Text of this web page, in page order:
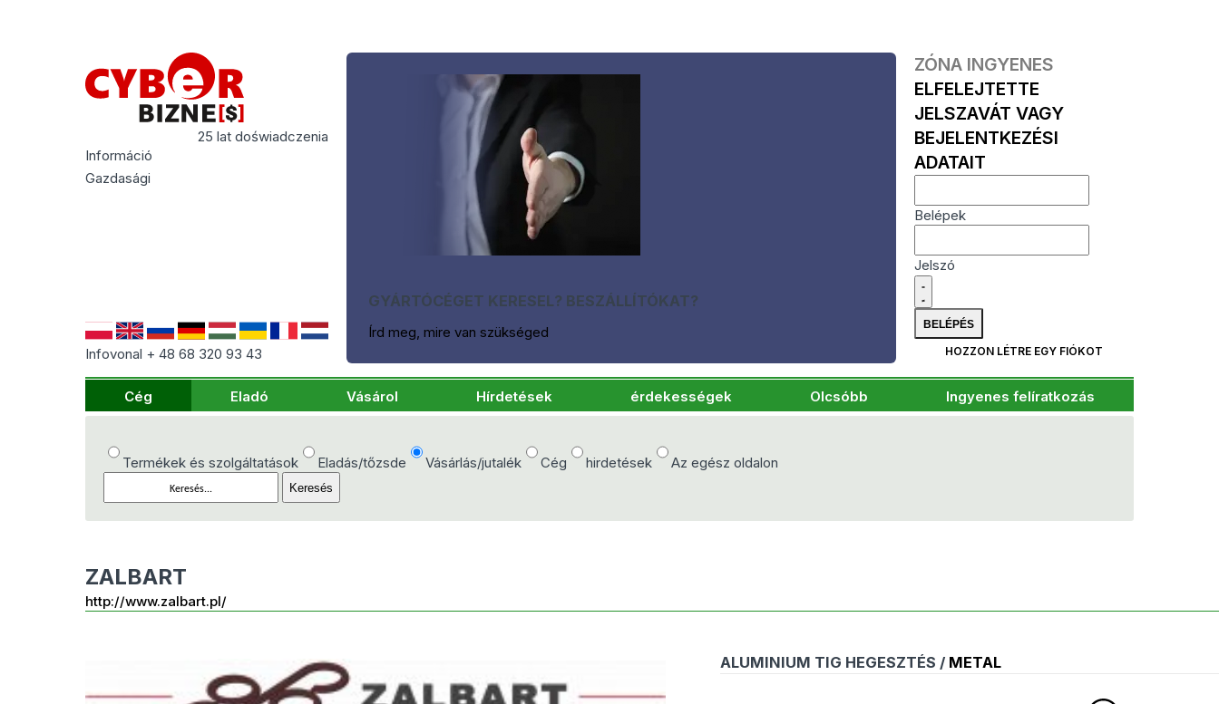
25 lat doświadczenia
Információ
Gazdasági
Infovonal + 48 68 320 93 43
GYÁRTÓCÉGET KERESEL? BESZÁLLÍTÓKAT?
Írd meg, mire van szükséged
ZÓNA INGYENES
ELFELEJTETTE
JELSZAVÁT VAGY
BEJELENTKEZÉSI
ADATAIT
Belépek
Jelszó
HOZZON LÉTRE EGY FIÓKOT
Cég Eladó Vásárol Hírdetések érdekességek Olcsóbb Ingyenes felíratkozás
Termékek és szolgáltatások Eladás/tőzsde Vásárlás/jutalék Cég hirdetések Az egész oldalon
ZALBART
http://www.zalbart.pl/
ALUMINIUM TIG HEGESZTÉS / METAL